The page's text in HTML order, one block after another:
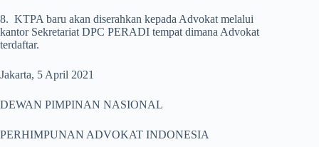
8. KTPA baru akan diserahkan kepada Advokat melalui
kantor Sekretariat DPC PERADI tempat dimana Advokat
terdaftar.
Jakarta, 5 April 2021
DEWAN PIMPINAN NASIONAL
PERHIMPUNAN ADVOKAT INDONESIA